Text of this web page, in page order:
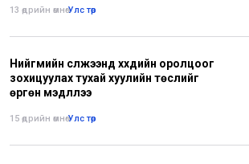
13 өдрийн өмнө•Улс төр
Нийгмийн сүлжээнд хүүхдийн оролцоог
зохицуулах тухай хуулийн төслийг
өргөн мэдүүллээ
15 өдрийн өмнө•Улс төр